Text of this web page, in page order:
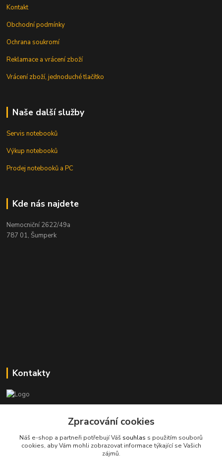
Kontakt
Obchodní podmínky
Ochrana soukromí
Reklamace a vrácení zboží
Vrácení zboží, jednoduché tlačítko
Naše další služby
Servis notebooků
Výkup notebooků
Prodej notebooků a PC
Kde nás najdete
Nemocniční 2622/49a
787 01, Šumperk
Kontakty
+420 601 366 545
info@spkcomputer.cz
Zpracování cookies
Náš e-shop a partneři potřebují Váš souhlas s použitím souborů
cookies, aby Vám mohli zobrazovat informace týkající se Vašich
zájmů.